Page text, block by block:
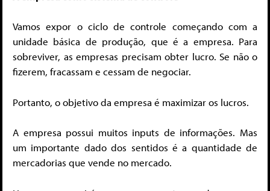
Vamos expor o ciclo de controle começando com a
unidade básica de produção, que é a empresa. Para
sobreviver, as empresas precisam obter lucro. Se não o
fizerem, fracassam e cessam de negociar.
Portanto, o objetivo da empresa é maximizar os lucros.
A empresa possui muitos inputs de informações. Mas
um importante dado dos sentidos é a quantidade de
mercadorias que vende no mercado.